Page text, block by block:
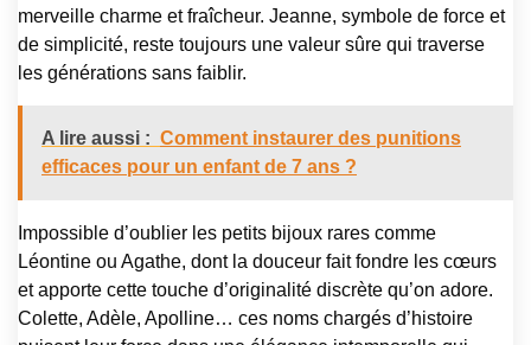
merveille charme et fraîcheur. Jeanne, symbole de force et
de simplicité, reste toujours une valeur sûre qui traverse
les générations sans faiblir.
A lire aussi : Comment instaurer des punitions
efficaces pour un enfant de 7 ans ?
Impossible d’oublier les petits bijoux rares comme
Léontine ou Agathe, dont la douceur fait fondre les cœurs
et apporte cette touche d’originalité discrète qu’on adore.
Colette, Adèle, Apolline… ces noms chargés d’histoire